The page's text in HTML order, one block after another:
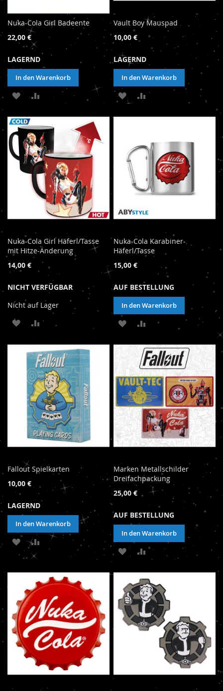
Nuka-Cola Girl Badeente
22,00 €
LAGERND
In den Warenkorb
ZUR
HINZUFÜGEN
HINZUFÜGEN
Vault Boy Mauspad
10,00 €
LAGERND
In den Warenkorb
ZUR
ZUR
Nuka-Cola Girl Häferl/Tasse
mit Hitze-Änderung
14,00 €
NICHT VERFÜGBAR
Nicht auf Lager
ZUR
HINZUFÜGEN
ZUR
HINZUFÜGEN
Nuka-Cola Karabiner-
Häferl/Tasse
15,00 €
AUF BESTELLUNG
In den Warenkorb
ZUR
HINZUFÜGEN
ZUR
HINZUFÜGEN
Fallout Spielkarten
10,00 €
LAGERND
In den Warenkorb
ZUR
WUNSCHLISTE
HINZUFÜGEN
ZUR
VERGLEICHSLISTE
HINZUFÜGEN
Marken Metallschilder
Dreifachpackung
25,00 €
AUF BESTELLUNG
In den Warenkorb
ZUR
HINZUFÜGEN
ZUR
HINZUFÜGEN